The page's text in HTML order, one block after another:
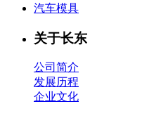
汽车模具
关于长东
公司简介
发展历程
企业文化